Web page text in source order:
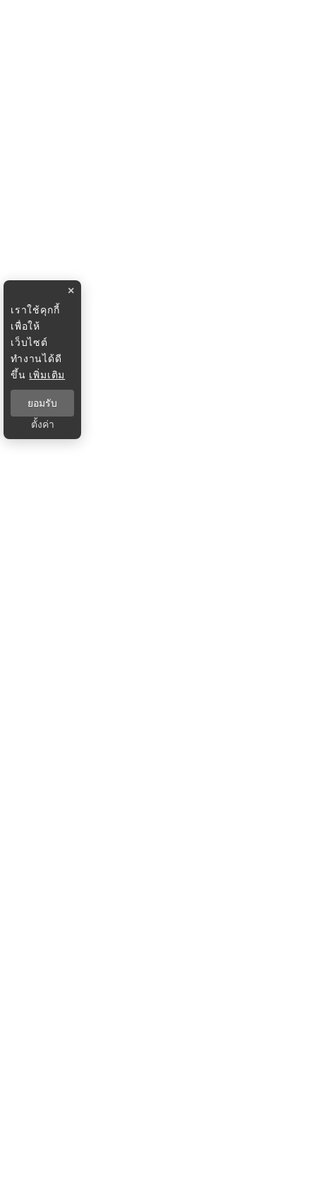
×
เราใช้คุกกี้
เพื่อให้
เว็บไซต์
ทำงานได้ดี
ขึ้น เพิ่มเติม
ยอมรับ
ตั้งค่า